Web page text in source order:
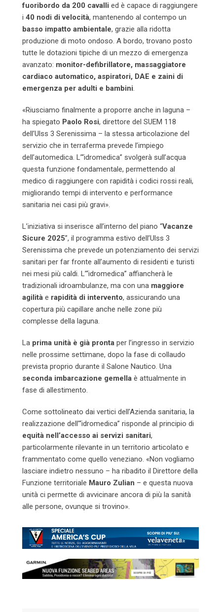
fuoribordo da 200 cavalli ed è capace di raggiungere
i 40 nodi di velocità, mantenendo al contempo un
basso impatto ambientale, grazie alla ridotta
produzione di moto ondoso. A bordo, trovano posto
tutte le dotazioni tipiche di un mezzo di emergenza
avanzato: monitor-defibrillatore, massaggiatore
cardiaco automatico, aspiratori, DAE e zaini di
emergenza per adulti e bambini.
«Riusciamo finalmente a proporre anche in laguna –
ha spiegato Paolo Rosi, direttore del SUEM 118
dell’Ulss 3 Serenissima – la stessa articolazione del
servizio che in terraferma prevede l’impiego
dell’automedica. L’“idromedica” svolgerà sull’acqua
questa funzione fondamentale, permettendo al
medico di raggiungere con rapidità i codici rossi reali,
migliorando tempi di intervento e performance
sanitaria nei casi più gravi».
L’iniziativa si inserisce all’interno del piano “Vacanze
Sicure 2025”, il programma estivo dell’Ulss 3
Serenissima che prevede un potenziamento dei servizi
sanitari per far fronte all’aumento di residenti e turisti
nei mesi più caldi. L’“idromedica” affiancherà le
tradizionali idroambulanze, ma con una maggiore
agilità e rapidità di intervento, assicurando una
copertura più capillare anche nelle zone più
complesse della laguna.
La prima unità è già pronta per l’ingresso in servizio
nelle prossime settimane, dopo la fase di collaudo
prevista proprio durante il Salone Nautico. Una
seconda imbarcazione gemella è attualmente in
fase di allestimento.
Come sottolineato dai vertici dell’Azienda sanitaria, la
realizzazione dell’“idromedica” risponde al principio di
equità nell’accesso ai servizi sanitari,
particolarmente rilevante in un territorio articolato e
frammentato come quello veneziano. «Non vogliamo
lasciare indietro nessuno – ha ribadito il Direttore della
Funzione territoriale Mauro Zulian – e questa nuova
unità ci permette di avvicinare ancora di più la sanità
alle persone, ovunque si trovino».